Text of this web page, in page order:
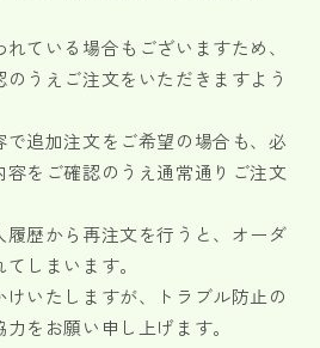
ている場合もございますため、
うえご注文をいただきますよう
追加注文をご希望の場合も、必
をご確認のうえ通常通りご注文
履歴から再注文を行うと、オーダ
しまいます。
いたしますが、トラブル防止の
をお願い申し上げます。